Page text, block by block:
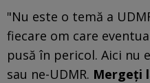
"Nu este o temă a
fiecare om care
pusă în pericol. Aici nu
sau ne-UDMR. Mergeţi